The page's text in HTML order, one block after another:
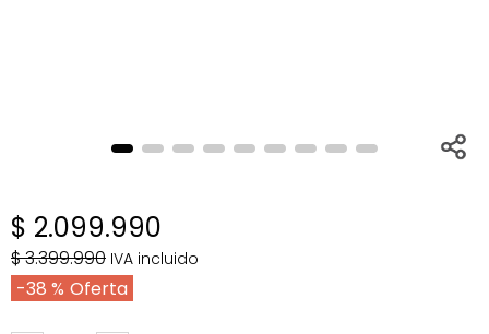
$ 2.099.990
$3.399.990 IVA incluido
38 %